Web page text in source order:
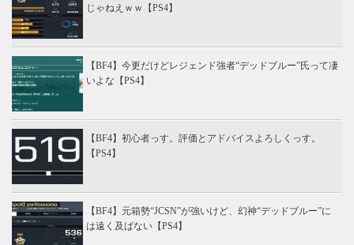
じゃねえｗｗ【PS4】
【BF4】今更だけどレジェンド強者“デッドブルー”氏って凄
いよな【PS4】
【BF4】初心者っす。評価とアドバイスよろしくっす。
【PS4】
【BF4】元箱勢“JCSN”が強いけど、幻神“デッドブルー”に
は遠く及ばない【PS4】